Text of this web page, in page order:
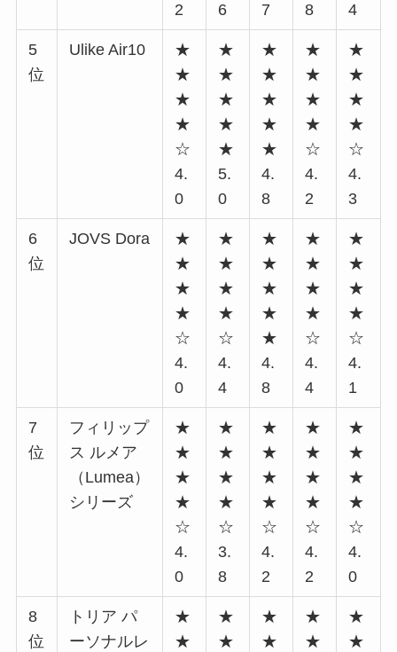
2
6
7
8
4
5
位
Ulike Air10
★
★
★
★
☆
4.
0
★
★
★
★
★
5.
0
★
★
★
★
★
4.
8
★
★
★
★
☆
4.
2
★
★
★
★
☆
4.
3
6
位
JOVS Dora
★
★
★
★
☆
4.
0
★
★
★
★
☆
4.
4
★
★
★
★
★
4.
8
★
★
★
★
☆
4.
4
★
★
★
★
☆
4.
1
7
位
フィリップ
ス ルメア
（Lumea）
シリーズ
★
★
★
★
☆
4.
0
★
★
★
★
☆
3.
8
★
★
★
★
☆
4.
2
★
★
★
★
☆
4.
2
★
★
★
★
☆
4.
0
8
位
トリア パ
ーソナルレ
★
★
★
★
★
★
★
★
★
★